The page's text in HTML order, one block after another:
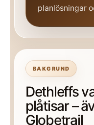
planlösningar
BAKGRUND
Dethleffs
plåtisar –
Globetrail